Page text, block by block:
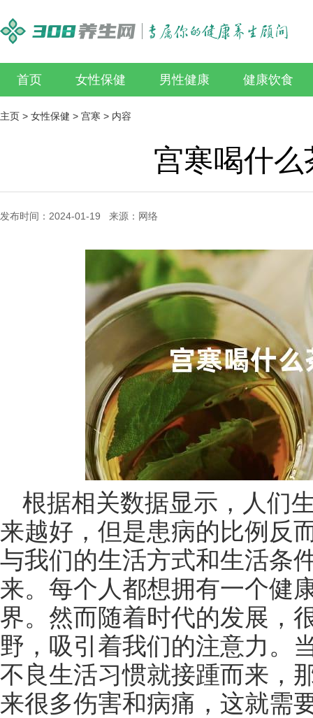
首页 女性保健 男性健康 健康饮食
主页 > 女性保健 > 宫寒 > 内容
宫寒喝什
发布时间：2024-01-19 来源：网络
根据相关数据显示，人们
来越好，但是患病的比例反
与我们的生活方式和生活条
来。每个人都想拥有一个健
界。然而随着时代的发展，
野，吸引着我们的注意力。
不良生活习惯就接踵而来，
来很多伤害和病痛，这就需